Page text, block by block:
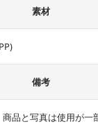
素材
備考
品と写真は使用が一